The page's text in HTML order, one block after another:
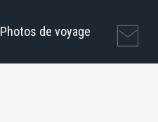
Photos de voyage